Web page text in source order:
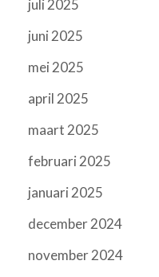
juli 2025
juni 2025
mei 2025
april 2025
maart 2025
februari 2025
januari 2025
december 2024
november 2024